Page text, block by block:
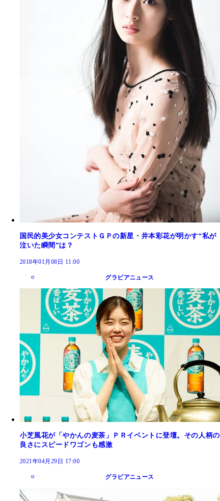
国民的美少女コンテストＧＰの新星・井本彩花が明かす“私が
泣いた瞬間”は？
2018年01月08日 11:00
グラビアニュース
小芝風花が「やかんの麦茶」ＰＲイベントに登壇。その人柄の
良さにスピードワゴンも感激
2021年04月29日 17:00
グラビアニュース